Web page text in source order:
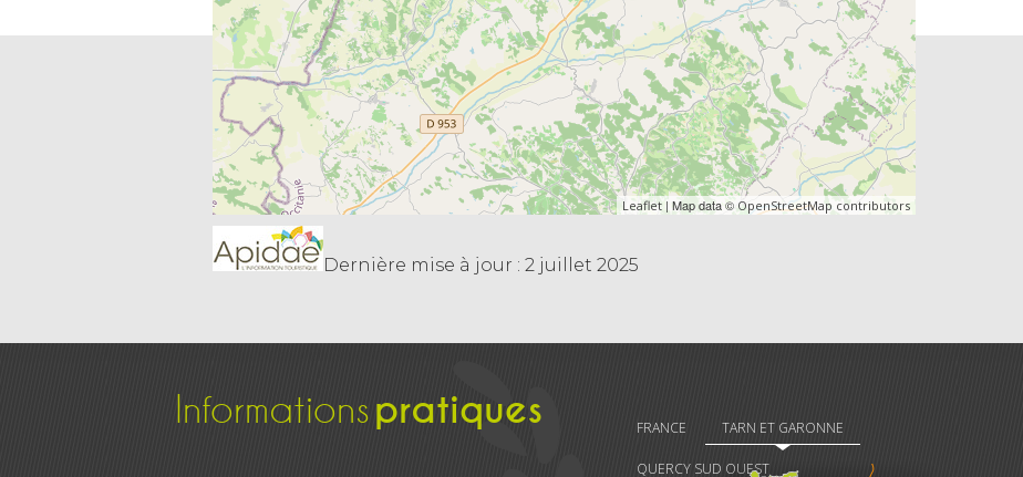
Leaflet| Map data © OpenStreetMap contributors
Dernière mise à jour : 2 juillet 2025
Informationspratiques FRANCE TARN ET GARONNE
QUERCY SUD OUEST